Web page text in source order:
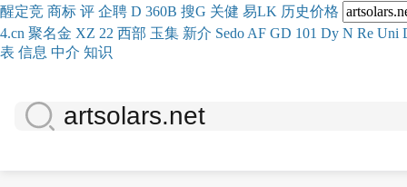
醒定竞 商标 评 企聘 D 360B 搜G 关健 易LK 历史价格
4.cn 聚名金 XZ 22 西部 玉集 新介 Sedo AF GD 101 Dy N Re Uni
表 信息 中介 知识